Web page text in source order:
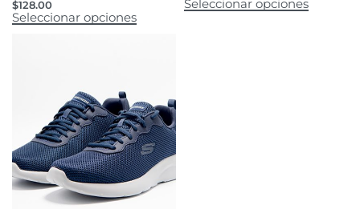
$128.00
Seleccionar opciones
Seleccionar opciones